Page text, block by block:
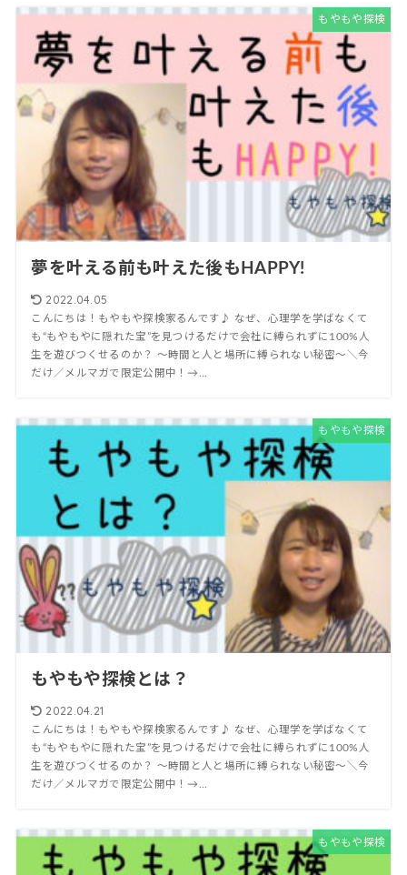
もやもや探検
夢を叶える前も叶えた後もHAPPY!
2022.04.05
こんにちは！もやもや探検家るんです♪ なぜ、心理学を学ばなくて
も“もやもやに隠れた宝”を見つけるだけで会社に縛られずに100%人
生を遊びつくせるのか？ 〜時間と人と場所に縛られない秘密〜＼今
だけ／メルマガで限定公開中！→...
もやもや探検
もやもや探検とは？
2022.04.21
こんにちは！もやもや探検家るんです♪ なぜ、心理学を学ばなくて
も“もやもやに隠れた宝”を見つけるだけで会社に縛られずに100%人
生を遊びつくせるのか？ 〜時間と人と場所に縛られない秘密〜＼今
だけ／メルマガで限定公開中！→...
もやもや探検